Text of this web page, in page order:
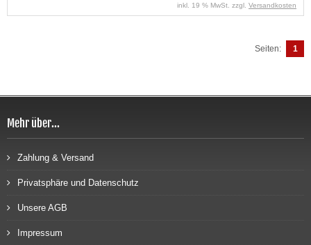
inkl. 19 % MwSt. zzgl. Versandkosten
Seiten: 1
Mehr über...
Zahlung & Versand
Privatsphäre und Datenschutz
Unsere AGB
Impressum